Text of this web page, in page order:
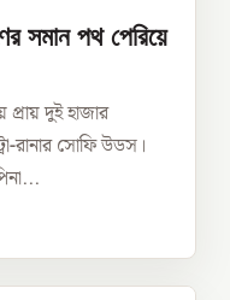
সমান পথ পেরিয়ে
দুই হাজার
রানার সোফি উডস।